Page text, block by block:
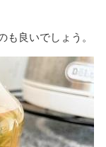
良いでしょう。